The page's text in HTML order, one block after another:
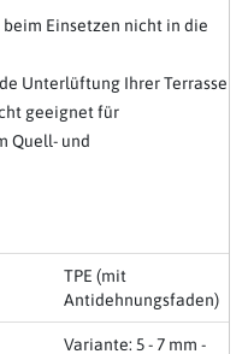
Einsetzen nicht in die
Unterlüftung Ihrer Terrasse
geeignet für
Quell- und
TPE (mit
Antidehnungsfaden)
Variante: 5 - 7 mm -